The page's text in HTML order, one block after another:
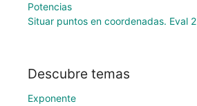
Potencias
Situar puntos en coordenadas. Eval 2
Descubre temas
Exponente